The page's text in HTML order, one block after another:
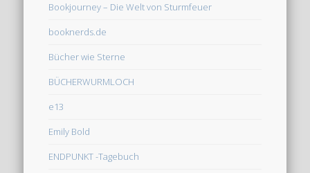
Bookjourney – Die Welt von Sturmfeuer
booknerds.de
Bücher wie Sterne
BÜCHERWURMLOCH
e13
Emily Bold
ENDPUNKT -Tagebuch